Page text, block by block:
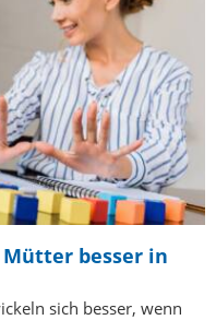
besser in
sich besser, wenn